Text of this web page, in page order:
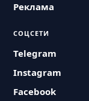
Реклама
СОЦСЕТИ
Telegram
Instagram
Facebook